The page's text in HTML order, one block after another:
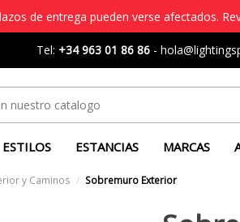
de entrega pueden verse afectados.
Tel: +34 963 01 86 86 -
ESTILOS ESTANCIAS MARCAS
y Caminos Sobremuro Exterior